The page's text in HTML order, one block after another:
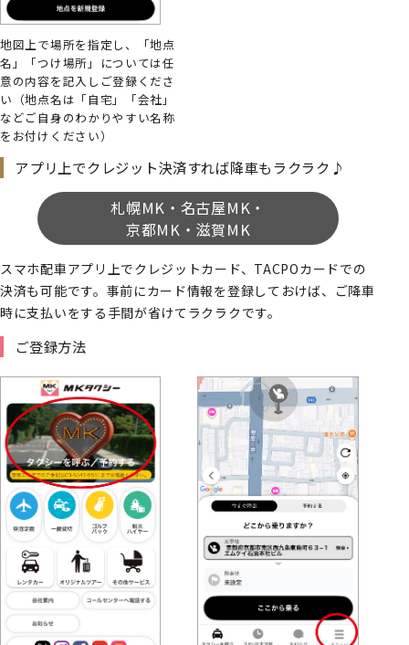
地図上で場所を指定し、「地点
名」「つけ場所」については任
意の内容を記入しご登録くださ
い（地点名は「自宅」「会社」
などご自身のわかりやすい名称
をお付けください）
アプリ上でクレジット決済すれば降車もラクラク♪
札幌MK・名古屋MK・
京都MK・滋賀MK
スマホ配車アプリ上でクレジットカード、TACPOカードでの
決済も可能です。事前にカード情報を登録しておけば、ご降車
時に支払いをする手間が省けてラクラクです。
ご登録方法